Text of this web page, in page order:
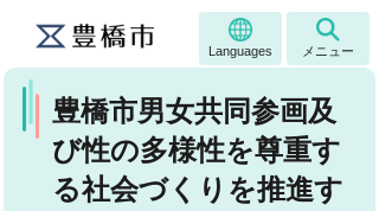
Languages メニュー
豊橋市男女共同参画及
び性の多様性を尊重す
る社会づくりを推進す